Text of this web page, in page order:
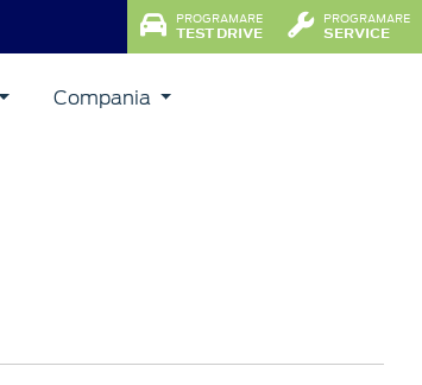
PROGRAMARE
TEST DRIVE
PROGRAMARE
SERVICE
Compania